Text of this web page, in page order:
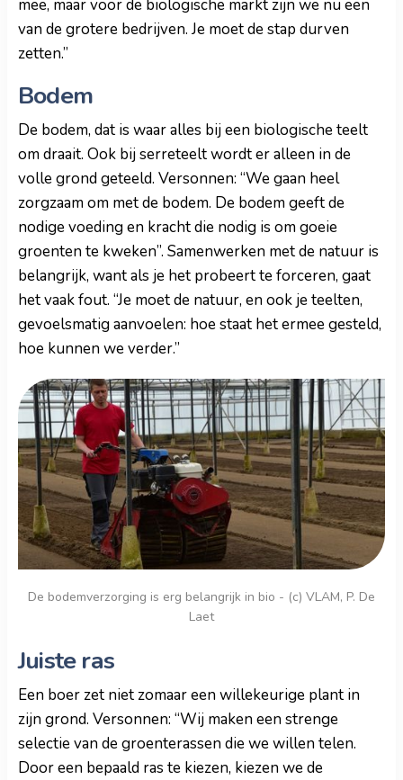
mee, maar voor de biologische markt zijn we nu een
van de grotere bedrijven. Je moet de stap durven
zetten.”
Bodem
De bodem, dat is waar alles bij een biologische teelt
om draait. Ook bij serreteelt wordt er alleen in de
volle grond geteeld. Versonnen: “We gaan heel
zorgzaam om met de bodem. De bodem geeft de
nodige voeding en kracht die nodig is om goeie
groenten te kweken”. Samenwerken met de natuur is
belangrijk, want als je het probeert te forceren, gaat
het vaak fout. “Je moet de natuur, en ook je teelten,
gevoelsmatig aanvoelen: hoe staat het ermee gesteld,
hoe kunnen we verder.”
De bodemverzorging is erg belangrijk in bio - (c) VLAM, P. De
Laet
Juiste ras
Een boer zet niet zomaar een willekeurige plant in
zijn grond. Versonnen: “Wij maken een strenge
selectie van de groenterassen die we willen telen.
Door een bepaald ras te kiezen, kiezen we de